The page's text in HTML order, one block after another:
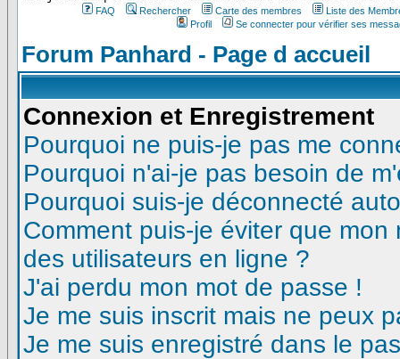
FAQ Rechercher Carte des membres
Liste des
Profil
Se connecter pour vérifier ses
Forum Panhard - Page d accueil
Connexion et Enregistrement
Pourquoi ne puis-je pas me
Pourquoi n'ai-je pas besoin de
Pourquoi suis-je déconnecté
Comment puis-je éviter que
des utilisateurs en ligne ?
J'ai perdu mon mot de passe !
Je me suis inscrit mais ne peux
Je me suis enregistré dans le